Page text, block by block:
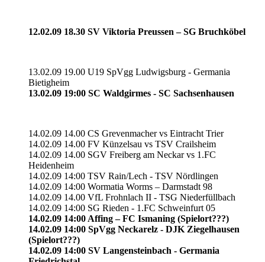
12.02.09 18.30 SV Viktoria Preussen – SG Bruchköbel
13.02.09 19.00 U19 SpVgg Ludwigsburg - Germania
Bietigheim
13.02.09 19:00 SC Waldgirmes - SC Sachsenhausen
14.02.09 14.00 CS Grevenmacher vs Eintracht Trier
14.02.09 14.00 FV Künzelsau vs TSV Crailsheim
14.02.09 14.00 SGV Freiberg am Neckar vs 1.FC
Heidenheim
14.02.09 14:00 TSV Rain/Lech - TSV Nördlingen
14.02.09 14:00 Wormatia Worms – Darmstadt 98
14.02.09 14.00 VfL Frohnlach II - TSG Niederfüllbach
14.02.09 14:00 SG Rieden - 1.FC Schweinfurt 05
14.02.09 14:00 Affing – FC Ismaning (Spielort???)
14.02.09 14:00 SpVgg Neckarelz - DJK Ziegelhausen
(Spielort???)
14.02.09 14:00 SV Langensteinbach - Germania